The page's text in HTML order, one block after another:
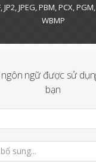
JP2, JPEG, PBM, PCX,
WBMP
ngữ được sử
bạn
sung...